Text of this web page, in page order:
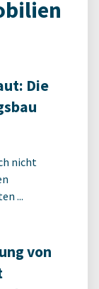
Die
nicht
...
von